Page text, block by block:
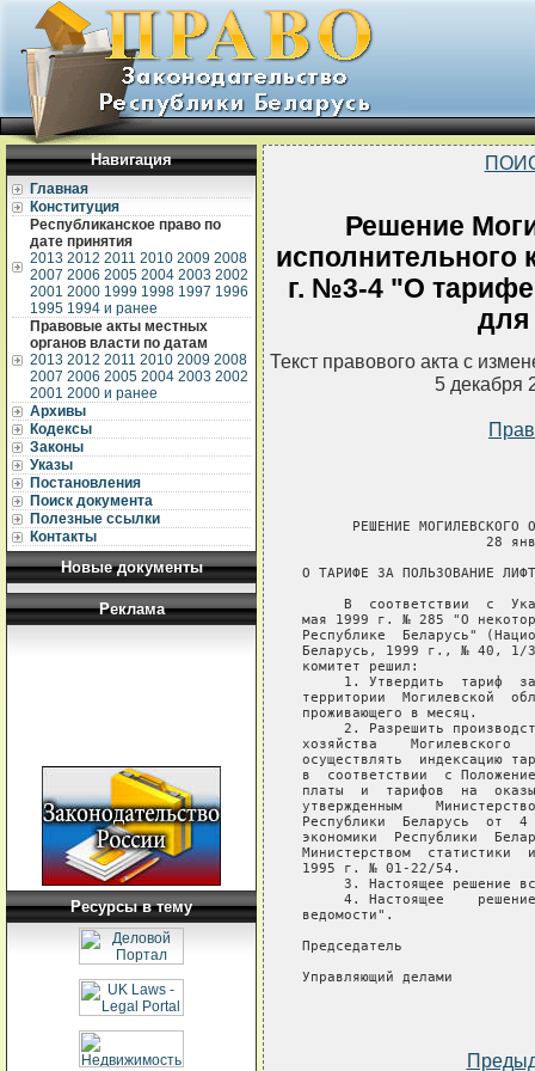
Навигация
Главная
Конституция
Республиканское право по
дате принятия
2013 2012 2011 2010 2009 2008
2007 2006 2005 2004 2003 2002
2001 2000 1999 1998 1997 1996
1995 1994 и ранее
Правовые акты местных
органов власти по датам
2013 2012 2011 2010 2009 2008
2007 2006 2005 2004 2003 2002
2001 2000 и ранее
Архивы
Кодексы
Законы
Указы
Постановления
Поиск документа
Полезные ссылки
Контакты
Новые документы
Реклама
Ресурсы в тему
Решение
исполнительного
г. №3-4 "О
для
Текст правового акта с
5 декабря
РЕШЕНИЕ МОГИЛЕВСКОГО
28
О ТАРИФЕ ЗА ПОЛЬЗОВАНИЕ
В  соответствии  с
мая 1999 г. № 285 "О
Республике  Беларусь"
Беларусь, 1999 г., № 40, 1/
комитет решил:
1. Утвердить  тариф
территории  Могилевской
проживающего в месяц.
2. Разрешить
хозяйства    Могилевского
осуществлять  индексацию
в  соответствии  с
платы  и  тарифов  на
утвержденным
Республики  Беларусь  от
экономики  Республики
Министерством  статистики
1995 г. № 01-22/54.
3. Настоящее решение
4. Настоящее
ведомости".
Председатель
Управляющий делами